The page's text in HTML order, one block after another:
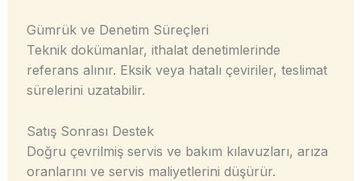
Gümrük ve Denetim Süreçleri
Teknik dokümanlar, ithalat denetimlerinde
referans alınır. Eksik veya hatalı çeviriler, teslimat
sürelerini uzatabilir.
Satış Sonrası Destek
Doğru çevrilmiş servis ve bakım kılavuzları, arıza
oranlarını ve servis maliyetlerini düşürür.